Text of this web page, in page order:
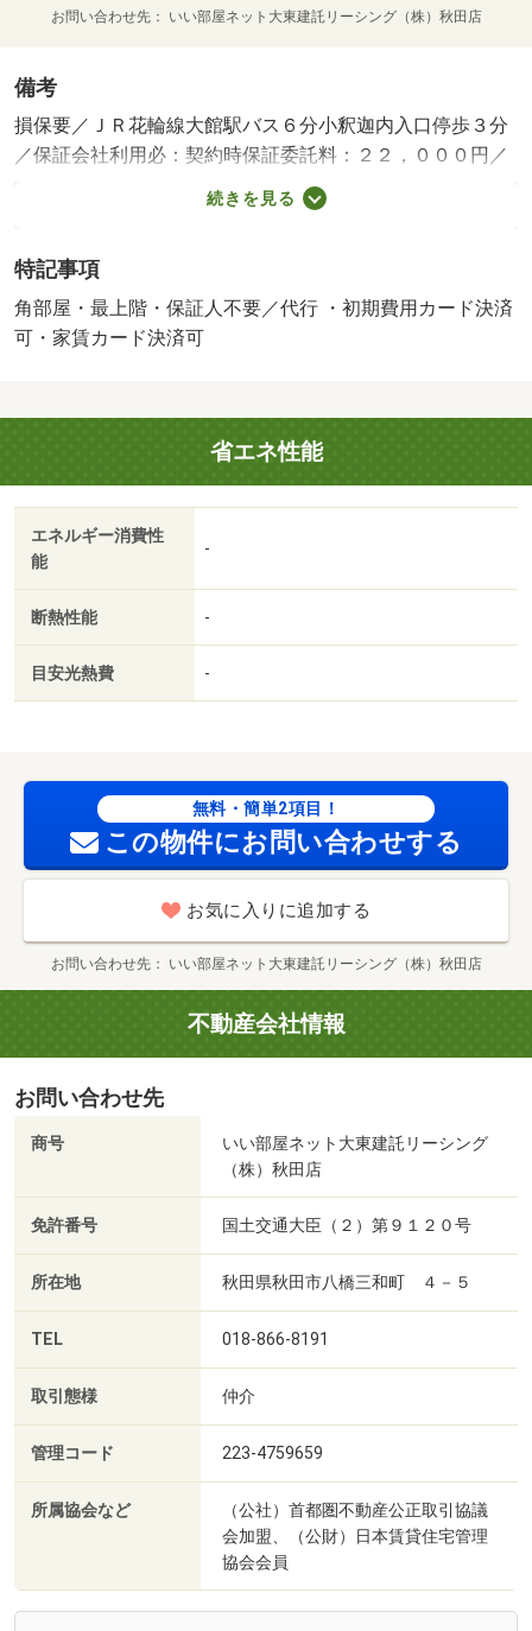
お問い合わせ先 いい部屋ネット大東建託リーシング（株）秋田店
備考
損保要／ＪＲ花輪線大館駅バス６分小釈迦内入口停歩３分
／保証会社利用必：契約時保証委託料：２２，０００円／
月額保証委託料：賃料総額の２．２％又は５．５％／退去
時クリーニング費用￥６００００が契約時必要。貸主イン
サポート費用（月額）１９８０円／鍵セット費３３００円
／バストイレ別／エアコン／クロゼット／フローリング／
シャワー付洗面台／ＴＶインターホン／浴室乾燥機／室内
面式キッチン／照明付／オートバス／保証人不要／物置／
ネット使用料不要／浄水器／エアコン全室／サンルーム／
プロパンガス／室内物干機／ＢＳ／ＩＴ重説 対応物件／
ＬＧＢＴフレンドリー／初期費用カード決済可／家賃カー
ド決済可／イオンスーパーセンター 大館店（ショッピン
グセンター）まで６５０ｍ／ダイソー大館樹海モール店
ーパー）まで７００ｍ／セブンイレブン 大館大田面店
（コンビニ）まで９００ｍ／薬王堂 大館店（ドラッグス
トア）まで８００ｍ／ファミリーマート大館大田面店（コ
続きを見る
特記事項
角部屋・最上階・保証人不要／代行 ・初期費用カード決済
可・家賃カード決済可
省エネ性能
エネルギー消費性
能
-
断熱性能 -
目安光熱費 -
無料・簡単2項目！
この物件にお問い合わせする
お気に入りに追加する
お問い合わせ先 いい部屋ネット大東建託リーシング（株）秋田店
不動産会社情報
お問い合わせ先
商号
いい部屋ネット大東建託リーシング
（株）秋田店
免許番号 国土交通大臣（２）第９１２０号
所在地 秋田県秋田市八橋三和町 ４－５
TEL 018-866-8191
取引態様 仲介
管理コード 223-4759659
所属協会など
（公社）首都圏不動産公正取引協議
会加盟、（公財）日本賃貸住宅管理
協会会員